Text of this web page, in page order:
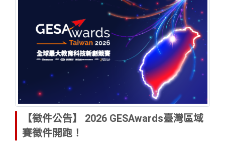
【徵件公告】 2026 GESAwards臺灣區域
賽徵件開跑！